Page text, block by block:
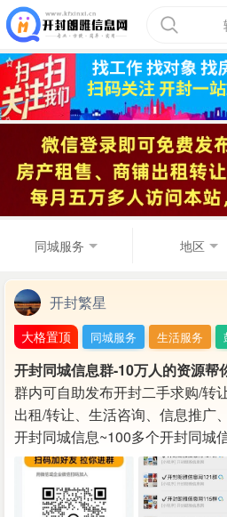
同城服务 地区
开封繁星
大格置顶 同城服务 生活服务
开封同城信息群-10万人的资源帮
群内可自助发布开封二手求购/转
出租/转让、生活咨询、信息推广
开封同城信息~100多个开封同城